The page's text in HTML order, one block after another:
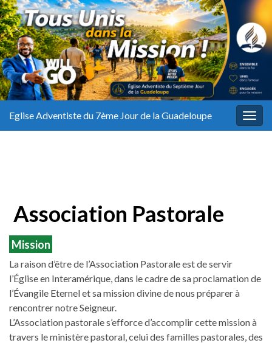
Eglise Adventiste du 7ème Jour de la Guadeloupe
Association Pastorale
Mission
La raison d’être de l’Association Pastorale est de servir
l’Église en Interamérique, dans le cadre de sa proclamation de
l’Évangile Eternel et sa mission divine de nous préparer à
rencontrer notre Seigneur.
L’Association pastorale s’efforce d’accomplir cette mission à
travers le ministère pastoral, celui des familles pastorales, des